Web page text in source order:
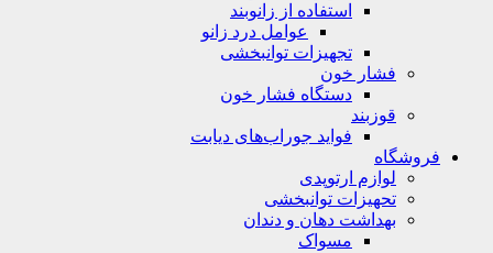
استفاده از زانوبند
عوامل درد زانو
تجهیزات توانبخشی
فشار خون
دستگاه فشار خون
قوزبند
فواید جوراب‌های دیابت
فروشگاه
لوازم ارتوپدی
تحهیزات توانبخشی
بهداشت دهان و دندان
مسواک